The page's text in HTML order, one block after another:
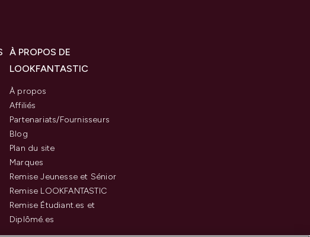
À PROPOS DE
LOOKFANTASTIC
À propos
Affiliés
Partenariats/Fournisseurs
Blog
Plan du site
Marques
Remise Jeunesse et Sénior
Remise LOOKFANTASTIC
Remise Étudiant.es et
Diplômé.es